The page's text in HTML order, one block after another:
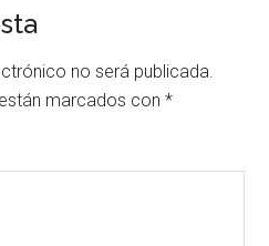
no será publicada.
marcados con*